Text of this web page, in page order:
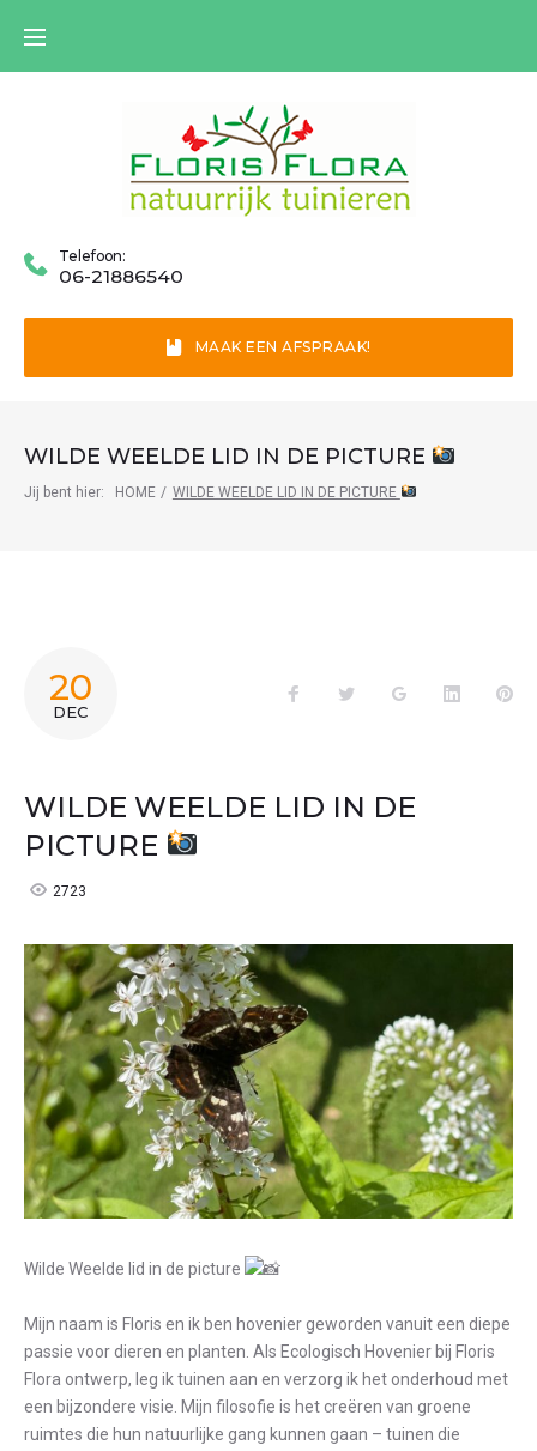
content
Telefoon:
06-21886540
MAAK EEN AFSPRAAK!
WILDE WEELDE LID IN DE PICTURE
Jij bent hier: HOME / WILDE WEELDE LID IN DE PICTURE
20
DEC
FacebookTwitter Google+ LinkedIn
WILDE WEELDE LID IN DE
PICTURE
2723
Wilde Weelde lid in de picture
Mijn naam is Floris en ik ben hovenier geworden vanuit een diepe
passie voor dieren en planten. Als Ecologisch Hovenier bij Floris
Flora ontwerp, leg ik tuinen aan en verzorg ik het onderhoud met
een bijzondere visie. Mijn filosofie is het creëren van groene
ruimtes die hun natuurlijke gang kunnen gaan – tuinen die